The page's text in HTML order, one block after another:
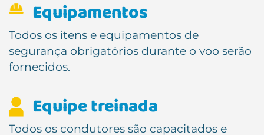
Equipamentos
Todos os itens e equipamentos de
segurança obrigatórios durante o voo serão
fornecidos.
Equipe treinada
Todos os condutores são capacitados e